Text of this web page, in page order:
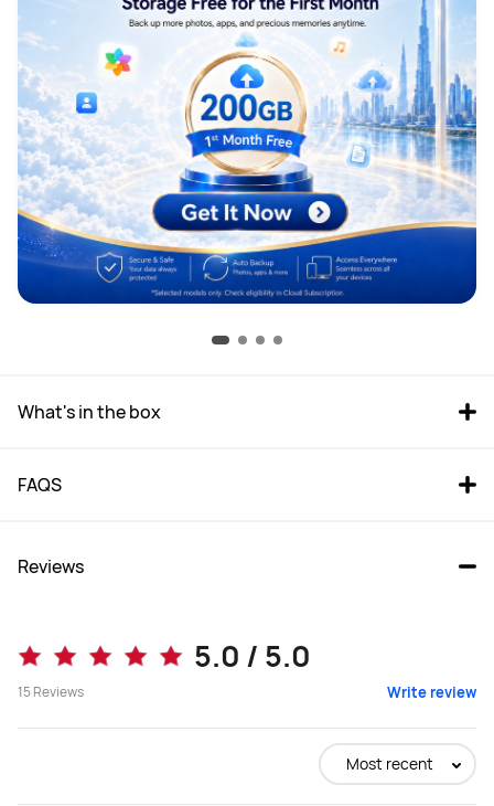
What's in the box
FAQS
Reviews
5.0 / 5.0
15Reviews Write review
Most recent